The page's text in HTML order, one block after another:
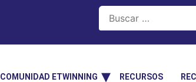
COMUNIDAD ETWINNING RECURSOS